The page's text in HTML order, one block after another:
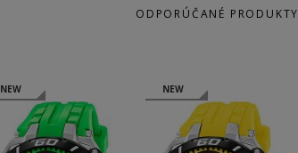
ODPORÚČANÉ PRODUKTY
NEW NEW